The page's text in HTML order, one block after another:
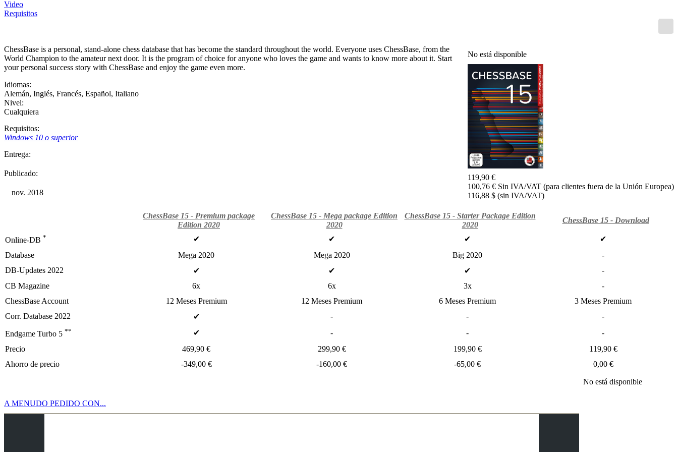
Video
Requisitos
No está disponible
119,90 €
100,76 € Sin IVA/VAT (para clientes fuera de la Unión Europea)
116,88 $ (sin IVA/VAT)
ChessBase is a personal, stand-alone chess database that has become the standard throughout the world. Everyone uses ChessBase, from the
World Champion to the amateur next door. It is the program of choice for anyone who loves the game and wants to know more about it. Start
your personal success story with ChessBase and enjoy the game even more.
Idiomas:
Alemán, Inglés, Francés, Español, Italiano
Nivel:
Cualquiera
Requisitos:
Windows 10 o superior
Entrega:
Publicado:
nov. 2018
ChessBase 15 - Premium package
Edition 2020
ChessBase 15 - Mega package Edition
2020
ChessBase 15 - Starter Package Edition
2020
ChessBase 15 - Download
Online-DB * ✔ ✔ ✔
✔
Database
Mega 2020 Mega 2020 Big 2020
-
DB-Updates 2022
✔ ✔ ✔
-
CB Magazine
6x 6x 3x
-
ChessBase Account
12 Meses Premium 12 Meses Premium 6 Meses Premium
3 Meses Premium
Corr. Database 2022
✔ - - -
Endgame Turbo 5 ** ✔ - -
-
Precio
469,90 € 299,90 € 199,90 €
119,90 €
Ahorro de precio
-349,00 € -160,00 € -65,00 € 0,00 €
No está disponible
A MENUDO PEDIDO CON...
Extra
Ludwig